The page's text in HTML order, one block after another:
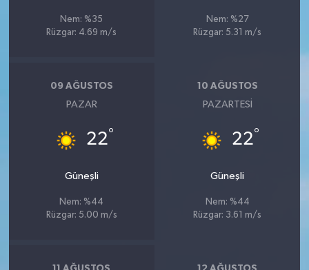
Nem: %35
Rüzgar: 4.69 m/s
Nem: %27
Rüzgar: 5.31 m/s
09 AĞUSTOS
PAZAR
22°
Güneşli
Nem: %44
Rüzgar: 5.00 m/s
10 AĞUSTOS
PAZARTESI
22°
Güneşli
Nem: %44
Rüzgar: 3.61 m/s